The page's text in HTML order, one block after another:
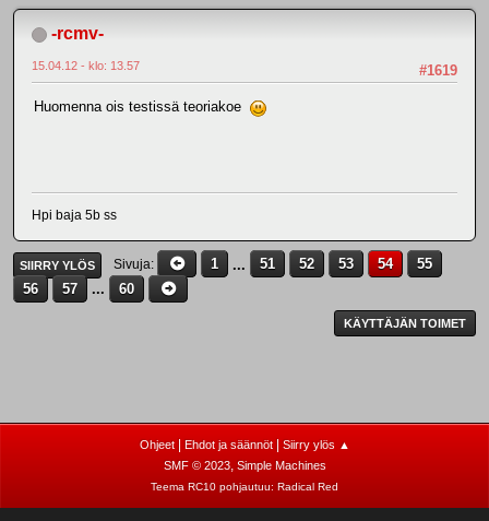
-rcmv-
#1619
15.04.12 - klo: 13.57
Huomenna ois testissä teoriakoe
Hpi baja 5b ss
SIIRRY YLÖS Sivuja 1 ... 51 52 53 54
55
56
57 ... 60
KÄYTTÄJÄN TOIMET
Ohjeet| Ehdot ja säännöt|
Siirry ylös ▲
SMF © 2023, Simple Machines
Teema RC10 pohjautuu: Radical Red